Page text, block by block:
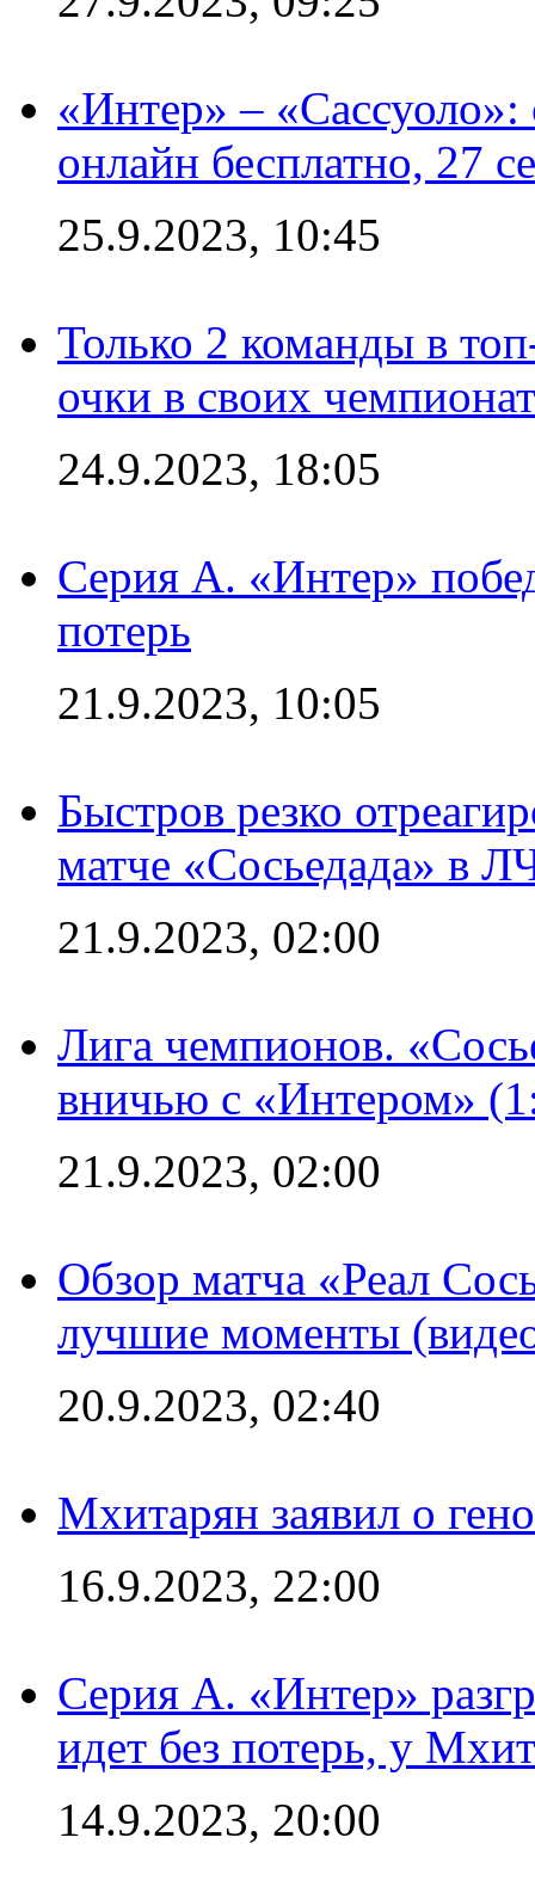
«Интер» –
онлайн бесплатно, 27
25.9.2023, 10:45
Только 2 команды в
очки в своих
24.9.2023, 18:05
Серия А. «Интер»
потерь
21.9.2023, 10:05
Быстров резко
матче «Сосьедада» в
21.9.2023, 02:00
Лига чемпионов.
вничью с «Интером»
21.9.2023, 02:00
Обзор матча «Реал
лучшие моменты
20.9.2023, 02:40
Мхитарян заявил о
16.9.2023, 22:00
Серия А. «Интер»
идет без потерь, у
14.9.2023, 20:00